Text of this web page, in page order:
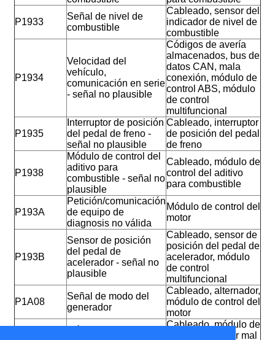
P1933
Señal de nivel de
combustible
Cableado, sensor del
indicador de nivel de
combustible
P1934
Velocidad del
vehículo,
comunicación en serie
- señal no plausible
Códigos de avería
almacenados, bus de
datos CAN, mala
conexión, módulo de
control ABS, módulo
de control
multifuncional
P1935
Interruptor de posición
del pedal de freno -
señal no plausible
Cableado, interruptor
de posición del pedal
de freno
P1938
Módulo de control del
aditivo para
combustible - señal no
plausible
Cableado, módulo de
control del aditivo
para combustible
P193A
Petición/comunicación
de equipo de
diagnosis no válida
Módulo de control del
motor
P193B
Sensor de posición
del pedal de
acelerador - señal no
plausible
Cableado, sensor de
posición del pedal de
acelerador, módulo
de control
multifuncional
P1A08
Señal de modo del
generador
Cableado, alternador,
módulo de control del
motor
Cableado, módulo de
control del motor mal